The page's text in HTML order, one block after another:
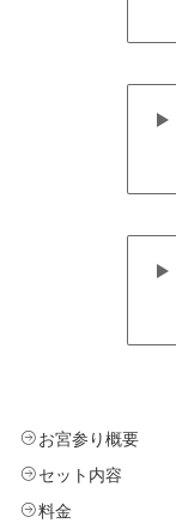
お宮参り概要
セット内容
料金